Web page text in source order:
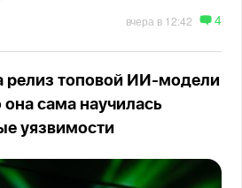
вчера в 12:42 4
релиз топовой ИИ-модели
сама научилась
уязвимости